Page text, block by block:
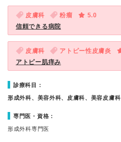
皮膚科 粉瘤
5.0
信頼できる病院
皮膚科 アトピー性皮膚炎
アトピー肌痒み
診療科目：
形成外科、美容外科、皮膚科、美容皮膚科
専門医・資格：
形成外科専門医